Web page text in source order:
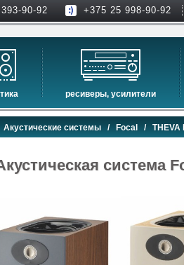
90-92 +375 25 998-90-92
центры
ресиверы, усилители
проекторы
экраны для проекторов
усилители
преобразователи,
Акустические системы / Focal / THEVA
система